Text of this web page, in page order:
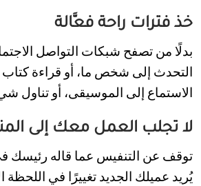
خذ فترات راحة فعَّالة
بدلًا من تصفح شبكات التواصل
التحدث إلى شخص ما، أو قراءة كتاب
الاستماع إلى الموسيقى، أو تناول
لا تجلب العمل معك إلى
توقف عن التنفيس عما قاله رئيسك
يُريد عميلك الجديد تغييرًا في اللحظة